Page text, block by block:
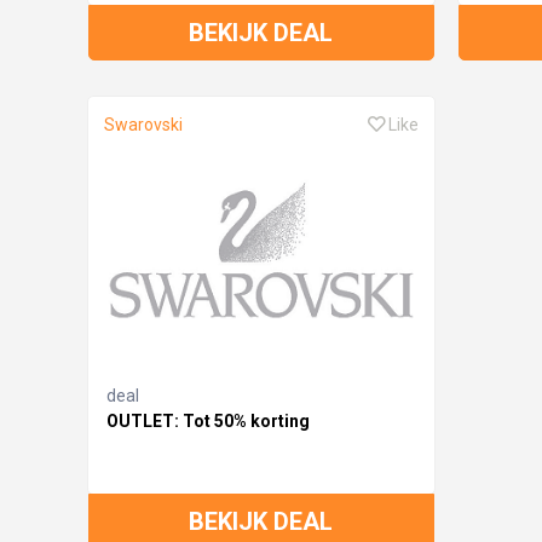
BEKIJK DEAL
Swarovski Like
deal
OUTLET: Tot 50% korting
BEKIJK DEAL